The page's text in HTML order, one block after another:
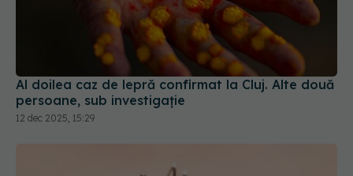
Al doilea caz de lepră confirmat la Cluj. Alte două
persoane, sub investigație
12 dec 2025, 15:29